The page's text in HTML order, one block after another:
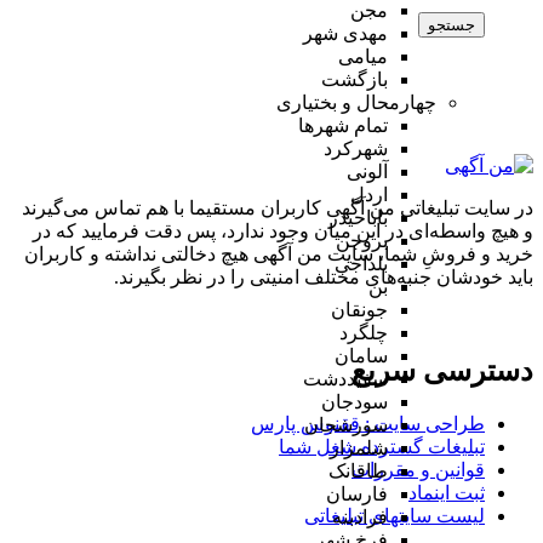
مجن
مهدی شهر
میامی
بازگشت
چهارمحال و بختیاری
تمام شهر‌ها
شهرکرد
آلونی
اردل
باباحیدر
بروجن
بلداجی
بن
جونقان
چلگرد
سامان
سفیددشت
سودجان
سورشجان
شلمزار
طاقانک
فارسان
فرادبنه
جستجو
در سایت تبلیغاتی من آگهی کاربران مستقیما با هم تماس می‌گیرند
و هیچ واسطه‌ای در این میان وجود ندارد، پس دقت فرمایید که در
خرید و فروشِ شما، سایت من آگهی هیچ دخالتی نداشته و کاربران
باید خودشان جنبه‌های مختلف امنیتی را در نظر بگیرند.
دسترسی سریع
طراحی سایت :‌ ققنوس پارس
تبلیغات گسترده شغل شما
قوانین و مقررات
ثبت اینماد
لیست سایتهای تبلیغاتی